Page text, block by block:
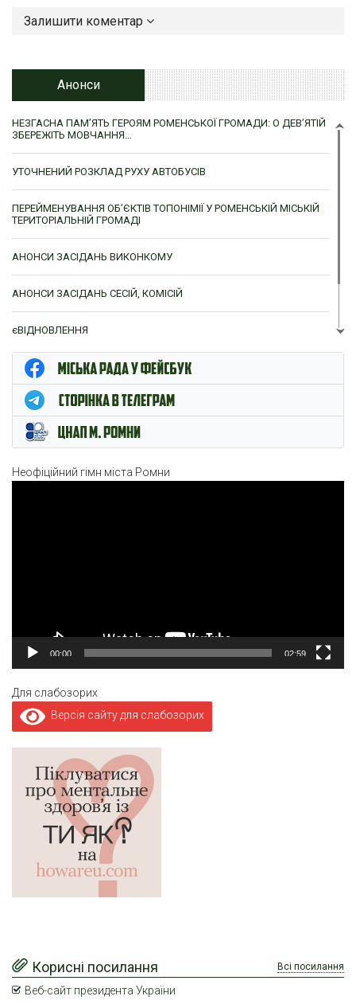
Залишити коментар
Анонси
НЕЗГАСНА ПАМ’ЯТЬ ГЕРОЯМ РОМЕНСЬКОЇ ГРОМАДИ: О ДЕВ’ЯТІЙ
ЗБЕРЕЖІТЬ МОВЧАННЯ…
УТОЧНЕНИЙ РОЗКЛАД РУХУ АВТОБУСІВ
ПЕРЕЙМЕНУВАННЯ ОБ’ЄКТІВ ТОПОНІМІЇ У РОМЕНСЬКІЙ МІСЬКІЙ
ТЕРИТОРІАЛЬНІЙ ГРОМАДІ
АНОНСИ ЗАСІДАНЬ ВИКОНКОМУ
АНОНСИ ЗАСІДАНЬ СЕСІЙ, КОМІСІЙ
єВІДНОВЛЕННЯ
ЦНАП м. Ромни
Неофіційний гімн міста Ромни
00:00 02:59
Для слабозорих
Версія сайту для слабозорих
Корисні посилання Всі посилання
Веб-сайт президента України